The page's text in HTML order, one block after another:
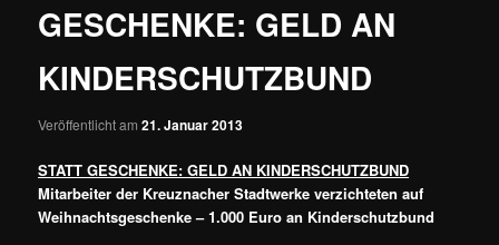
GESCHENKE: GELD AN
KINDERSCHUTZBUND
Veröffentlicht am21. Januar 2013
STATT GESCHENKE: GELD AN KINDERSCHUTZBUND
Mitarbeiter der Kreuznacher Stadtwerke verzichteten auf
Weihnachtsgeschenke – 1.000 Euro an Kinderschutzbund